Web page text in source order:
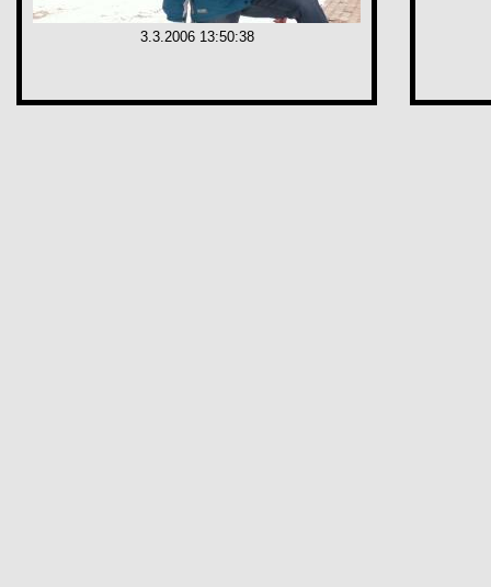
3.3.2006 13:50:38